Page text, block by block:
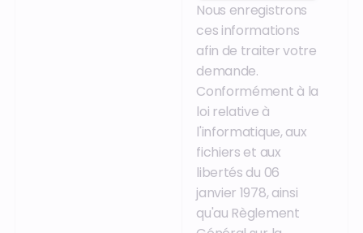
Nous enregistrons
ces informations
afin de traiter votre
demande.
Conformément à la
loi relative à
l'informatique, aux
fichiers et aux
libertés du 06
janvier 1978, ainsi
qu'au Règlement